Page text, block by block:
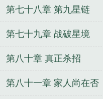
第七十八章 第九星链
第七十九章 战破星境
第八十章 真正杀招
第八十一章 家人尚在否